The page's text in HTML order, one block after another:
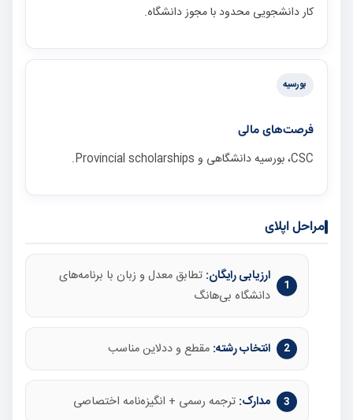
کار دانشجویی محدود با مجوز دانشگاه.
بورسیه
فرصت‌های مالی
CSC، بورسیه دانشگاهی و Provincial scholarships.
مراحل اپلای
ارزیابی رایگان: تطابق معدل و زبان با برنامه‌های
دانشگاه بی‌هانگ
انتخاب رشته: مقطع و ددلاین مناسب
مدارک: ترجمه رسمی + انگیزه‌نامه اختصاصی